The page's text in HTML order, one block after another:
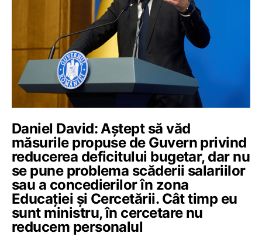
Daniel David: Aștept să văd
măsurile propuse de Guvern privind
reducerea deficitului bugetar, dar nu
se pune problema scăderii salariilor
sau a concedierilor în zona
Educației și Cercetării. Cât timp eu
sunt ministru, în cercetare nu
reducem personalul